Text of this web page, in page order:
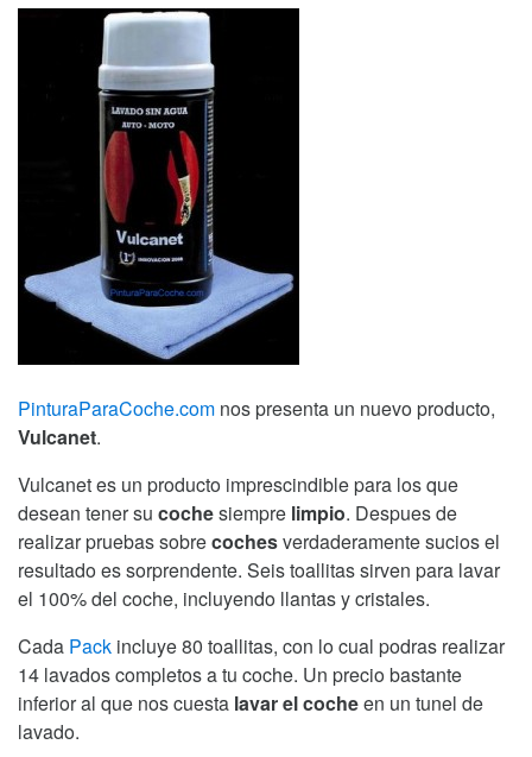
PinturaParaCoche.com nos presenta un nuevo producto,
Vulcanet.
Vulcanet es un producto imprescindible para los que
desean tener su cochesiempre limpio. Despues de
realizar pruebas sobrecochesverdaderamente sucios el
resultado es sorprendente. Seis toallitas sirven para lavar
el 100% del coche, incluyendo llantas y cristales.
Cada Pack incluye 80 toallitas, con lo cual podras realizar
14 lavados completos a tu coche. Un precio bastante
inferior al que nos cuesta lavar el cocheen un tunel de
lavado.